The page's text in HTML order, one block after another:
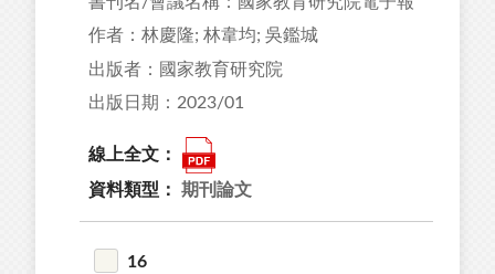
作者：林慶隆; 林韋均; 吳鑑城
出版者：國家教育研究院
出版日期：2023/01
線上全文：
資料類型： 期刊論文
16